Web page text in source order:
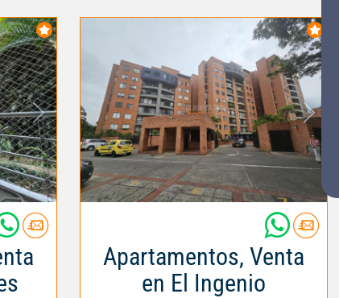
Apartamentos, Venta
en El Ingenio